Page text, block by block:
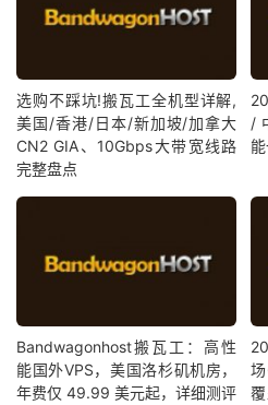
选购不踩坑!搬瓦工全机型详解,
美国/香港/日本/新加坡/加拿大
CN2 GIA、10Gbps大带宽线路
完整盘点
/
Bandwagonhost搬瓦工：高性
能国外VPS，美国洛杉矶机房，
年费仅 49.99 美元起，详细测评